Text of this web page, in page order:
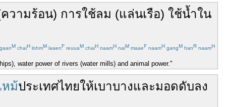
ความร้อน) การใช้ลม (แล่นเรือ) ใช้น้ำใน
M chaiH lohmM laaenF reuuaM chaiH naamH naiM maaeF naamH gangM hanR naamH
water power of rivers (water mills) and animal power."
หม้ประเทศไทยให้เบาบางและมอดดับลง